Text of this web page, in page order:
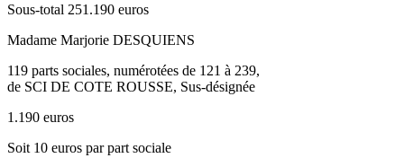
Sous-total 251.190 euros
Madame Marjorie DESQUIENS
119 parts sociales, numérotées de 121 à 239,
de SCI DE COTE ROUSSE, Sus-désignée
1.190 euros
Soit 10 euros par part sociale